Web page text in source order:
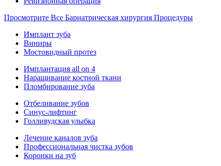
Просмотрите Все Бариатрическая хирургия Процедуры
Имплант зуба
Виниры
Мостовидный протез
Имплантация all on 4
Наращивание костной ткани
Пломбирование зуба
Отбеливание зубов
Синус-лифтинг
Голливудская улыбка
Лечение каналов зуба
Профессиональная чистка зубов
Коронки на зуб